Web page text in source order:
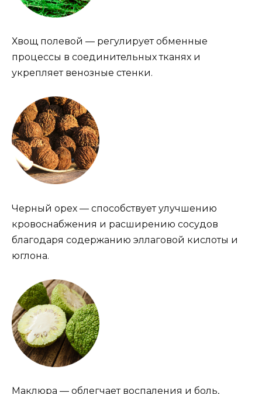
Хвощ полевой — регулирует обменные
процессы в соединительных тканях и
укрепляет венозные стенки.
Черный орех — способствует улучшению
кровоснабжения и расширению сосудов
благодаря содержанию эллаговой кислоты и
юглона.
Маклюра — облегчает воспаления и боль,